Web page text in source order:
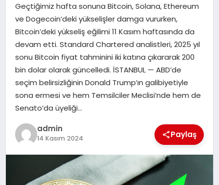
EKONOMI
SAĞLIK
DÜNYA
EĞITIM
Geçtiğimiz hafta sonuna Bitcoin, Solana, Ethereum
ve Dogecoin’deki yükselişler damga vururken,
Bitcoin’deki yükseliş eğilimi 11 Kasım haftasında da
devam etti. Standard Chartered analistleri, 2025 yıl
sonu Bitcoin fiyat tahminini iki katına çıkararak 200
bin dolar olarak güncelledi. İSTANBUL — ABD’de
seçim belirsizliğinin Donald Trump’ın galibiyetiyle
sona ermesi ve hem Temsilciler Meclisi’nde hem de
Senato’da üyeliği…
admin
14 Kasım 2024 Paylaş